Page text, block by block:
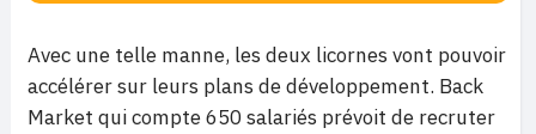
Avec une telle manne, les deux licornes vont pouvoir
accélérer sur leurs plans de développement. Back
Market qui compte 650 salariés prévoit de recruter